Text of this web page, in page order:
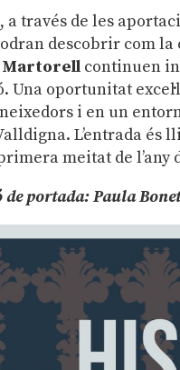
a través de les
descobrir com
Martorell continuen
Una oportunitat
i en un
L’entrada és
meitat de
de portada: Paula